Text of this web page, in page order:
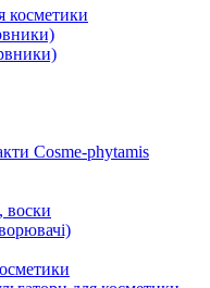
косметики
Cosme-phytamis
воски